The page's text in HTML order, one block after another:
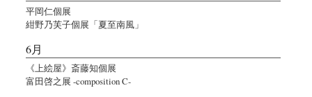
平岡仁個展
紺野乃芙子個展「夏至南風」
6月
《上絵屋》斎藤知個展
富田啓之展 -composition C-